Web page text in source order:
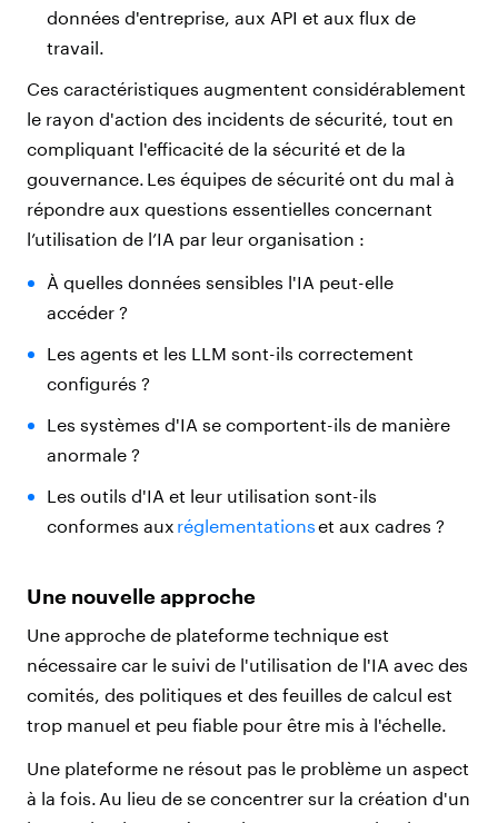
données d'entreprise, aux API et aux flux de
travail.
Ces caractéristiques augmentent considérablement
le rayon d'action des incidents de sécurité, tout en
compliquant l'efficacité de la sécurité et de la
gouvernance. Les équipes de sécurité ont du mal à
répondre aux questions essentielles concernant
l’utilisation de l’IA par leur organisation :
À quelles données sensibles l'IA peut-elle
accéder ?
Les agents et les LLM sont-ils correctement
configurés ?
Les systèmes d'IA se comportent-ils de manière
anormale ?
Les outils d'IA et leur utilisation sont-ils
conformes aux réglementationset aux cadres ?
Une nouvelle approche
Une approche de plateforme technique est
nécessaire car le suivi de l'utilisation de l'IA avec des
comités, des politiques et des feuilles de calcul est
trop manuel et peu fiable pour être mis à l'échelle.
Une plateforme ne résout pas le problème un aspect
à la fois. Au lieu de se concentrer sur la création d'un